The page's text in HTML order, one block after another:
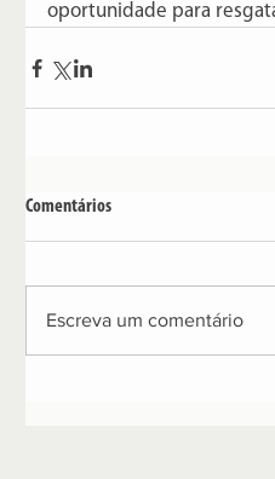
oportunidade para
Comentários
Escreva um comentário